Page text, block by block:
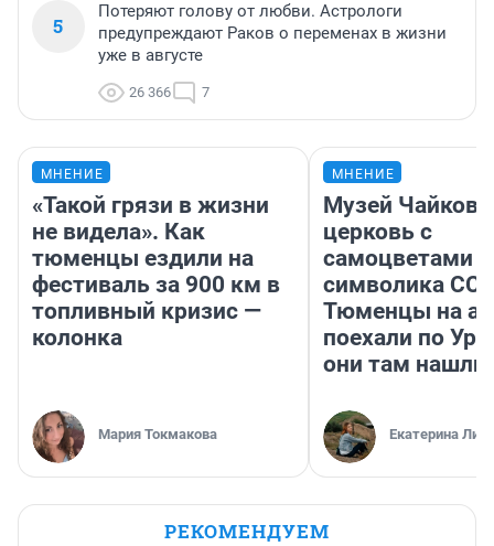
5
Потеряют голову от любви. Астрологи
предупреждают Раков о переменах в жизни
уже в августе
26 366 7
МНЕНИЕ
«Такой грязи в жизни
не видела». Как
тюменцы ездили на
фестиваль за 900 км в
топливный кризис —
колонка
Мария Токмакова
МНЕНИЕ
Музей
церковь с
самоцветами
символика
Тюменцы на
поехали по
они там нашли
Екатерина
РЕКОМЕНДУЕМ